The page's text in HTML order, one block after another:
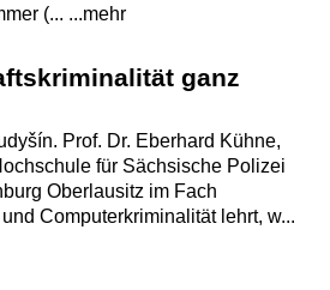
(... ...mehr
ganz
Prof. Dr. Eberhard Kühne,
für Sächsische Polizei
Oberlausitz im Fach
Computerkriminalität lehrt, w...